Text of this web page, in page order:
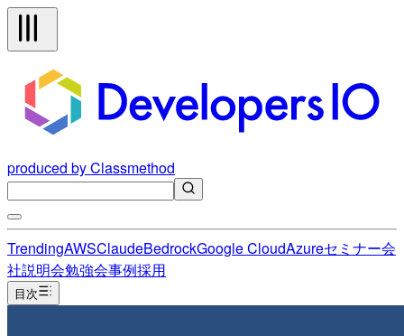
produced by Classmethod
TrendingAWSClaudeBedrockGoogle CloudAzureセミナー会
社説明会勉強会事例採用
目次